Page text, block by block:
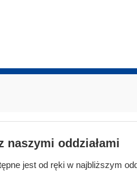
naszymi oddziałami
jest od ręki w najbliższym